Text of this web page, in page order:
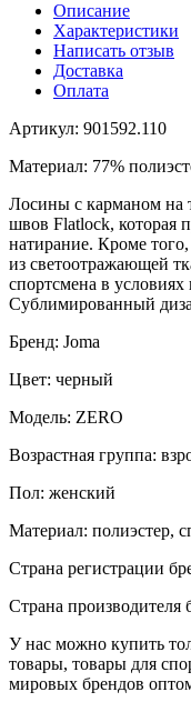
Описание
Характеристики
Написать отзыв
Доставка
Оплата
Артикул: 901592.110
Материал: 77%
Лосины с карманом на
швов Flatlock, которая
натирание. Кроме
из светоотражающей
спортсмена в
Сублимированный
Бренд: Joma
Цвет: черный
Модель: ZERO
Возрастная группа:
Пол: женский
Материал: полиэстер,
Страна регистрации
Страна производителя
У нас можно купить
товары, товары для
мировых брендов